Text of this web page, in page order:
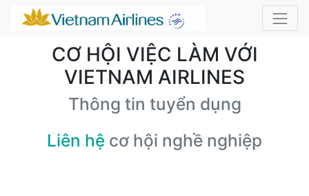
CƠ HỘI VIỆC LÀM VỚI
VIETNAM AIRLINES
Thông tin tuyển dụng
Liên hệ cơ hội nghề nghiệp